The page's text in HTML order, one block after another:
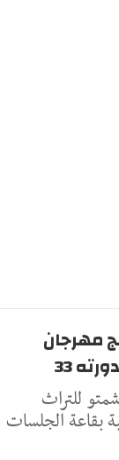
مهرجان
33
للتراث
ندوة صحفية بقاعة الجلسات